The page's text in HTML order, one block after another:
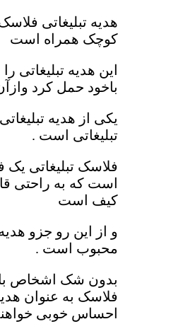
هدیه تبلیغاتی
کوچک همراه است
این هدیه تبلیغاتی
باخود حمل کرد
یکی از هدیه
تبلیغاتی است .
فلاسک تبلیغاتی
است که به راحتی
کیف است
و از این رو جزو هدیه
محبوب است .
بدون شک اشخاص با
فلاسک به عنوان
احساس خوبی